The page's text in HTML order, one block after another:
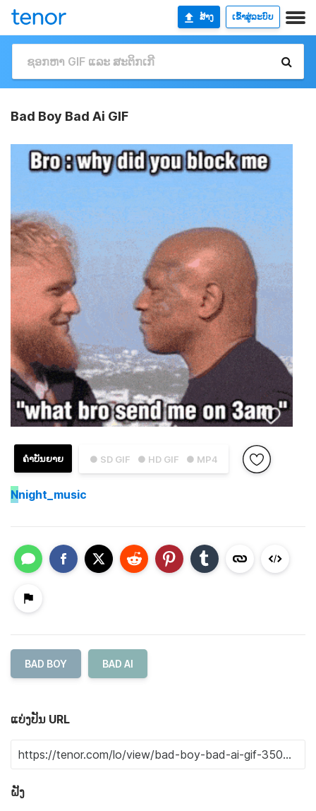
ສ້າງ ເຂົ້າສູ່ລະບົບ
Bad Boy Bad Ai GIF
● SD GIF ● HD GIF ● MP4
ຄຳບັນຍາຍ
Nnight_music
BAD BOY BAD AI
ແບ່ງປັນ URL
ຝັງ